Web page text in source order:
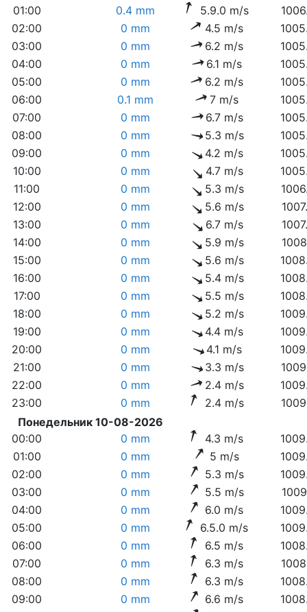
01:00
0.4 mm 5.9.0 m/s
02:00
0 mm 4.5 m/s
03:00
0 mm 6.2 m/s
04:00
0 mm 6.1 m/s
05:00
0 mm 6.2 m/s
06:00
0.1 mm 7 m/s
07:00
0 mm 6.7 m/s
08:00
0 mm 5.3 m/s
09:00
0 mm 4.2 m/s
10:00
0 mm 4.7 m/s
11:00
0 mm 5.3 m/s
12:00
0 mm 5.6 m/s
13:00
0 mm 6.7 m/s
14:00
0 mm 5.9 m/s
15:00
0 mm 5.6 m/s
16:00
0 mm 5.4 m/s
17:00
0 mm 5.5 m/s
18:00
0 mm 5.2 m/s
19:00
0 mm 4.4 m/s
20:00
0 mm 4.1 m/s
21:00
0 mm 3.3 m/s
22:00
0 mm 2.4 m/s
23:00
0 mm 2.4 m/s
Понедельник 10-08-2026
00:00
0 mm 4.3 m/s
01:00
0 mm 5 m/s
02:00
0 mm 5.3 m/s
03:00
0 mm 5.5 m/s
04:00
0 mm 6.0 m/s
05:00
0 mm 6.5.0 m/s
06:00
0 mm 6.5 m/s
07:00
0 mm 6.3 m/s
08:00
0 mm 6.3 m/s
09:00
0 mm 6.6 m/s